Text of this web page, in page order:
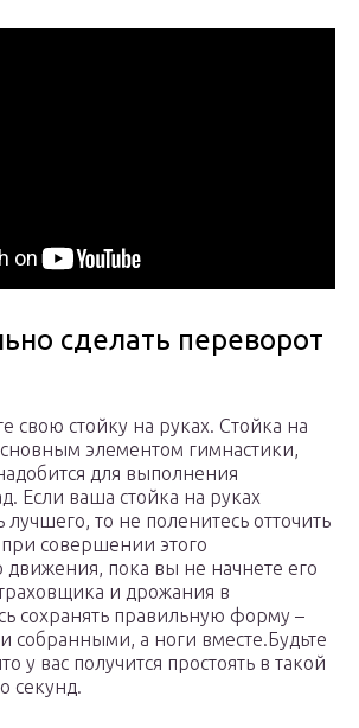
сделать переворот
свою стойку на руках. Стойка на
элементом гимнастики,
для выполнения
Если ваша стойка на руках
лучшего, то не поленитесь отточить
при совершении этого
движения, пока вы не начнете его
и дрожания в
сохранять правильную форму –
собранными, а ноги вместе.Будьте
у вас получится простоять в такой
секунд.